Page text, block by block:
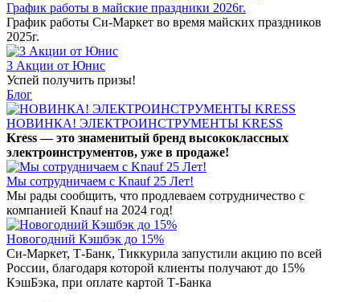
График работы в майские праздники 2026г.
График работы Си-Маркет во время майских праздников
2025г.
3 Акции от Юнис
Успей получить призы!
Блог
НОВИНКА! ЭЛЕКТРОИНСТРУМЕНТЫ KRESS
Kress — это знаменитый бренд высококлассных
электроинструментов, уже в продаже!
Мы сотрудничаем с Knauf 25 Лет!
Мы рады сообщить, что продлеваем сотрудничество с
компанией Knauf на 2024 год!
Новогодний Кэшбэк до 15%
Си-Маркет, Т-Банк, Тиккурила запустили акцию по всей
России, благодаря которой клиенты получают до 15%
КэшБэка, при оплате картой Т-Банка